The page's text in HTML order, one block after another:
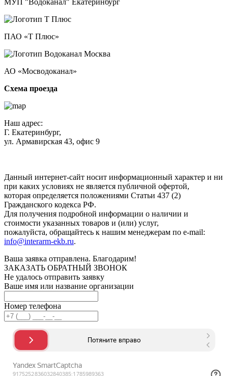
ПАО «Т Плюс»
АО «Мосводоканал»
Схема проезда
Наш адрес:
Г. Екатеринбург,
ул. Армавирская 43, офис 9
Данный интернет-сайт носит информационный характер и ни
при каких условиях не является публичной офертой,
которая определяется положениями Статьи 437 (2)
Гражданского кодекса РФ.
Для получения подробной информации о наличии и
стоимости указанных товаров и (или) услуг,
пожалуйста, обращайтесь к нашим менеджерам по e-mail:
info@interarm-ekb.ru.
Ваша заявка отправлена. Благодарим!
ЗАКАЗАТЬ ОБРАТНЫЙ ЗВОНОК
Не удалось отправить заявку
Ваше имя или название организации
Номер телефона